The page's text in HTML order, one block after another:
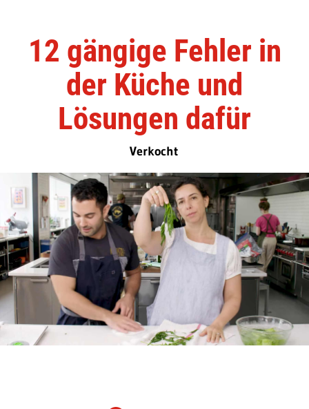
12 gängige Fehler in
der Küche und
Lösungen dafür
Verkocht